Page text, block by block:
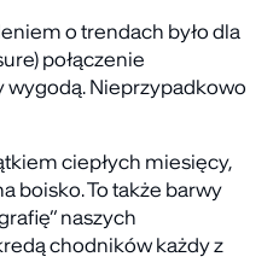
o trendach było dla
połączenie
wygodą. Nieprzypadkowo
ciepłych miesięcy,
boisko. To także barwy
naszych
chodników każdy z